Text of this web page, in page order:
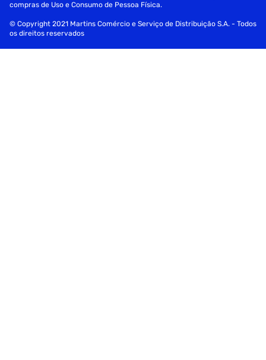
compras de Uso e Consumo de Pessoa Física.
© Copyright 2021 Martins Comércio e Serviço de Distribuição S.A. - Todos
os direitos reservados